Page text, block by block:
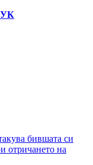
бившата си
отричането на